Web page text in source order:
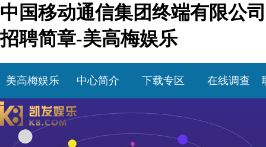
中国移动通信集团终端有限公司
招聘简章-美高梅娱乐
美高梅娱乐 中心简介 下载专区 在线调查